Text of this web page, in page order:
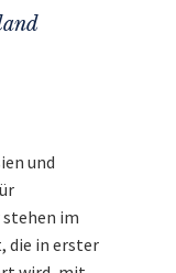
und
im
die in erster